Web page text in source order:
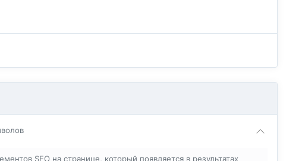
SEO на странице, который появляется в результатах